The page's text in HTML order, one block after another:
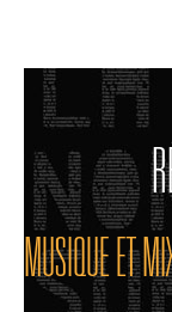
MUSIQUE ET